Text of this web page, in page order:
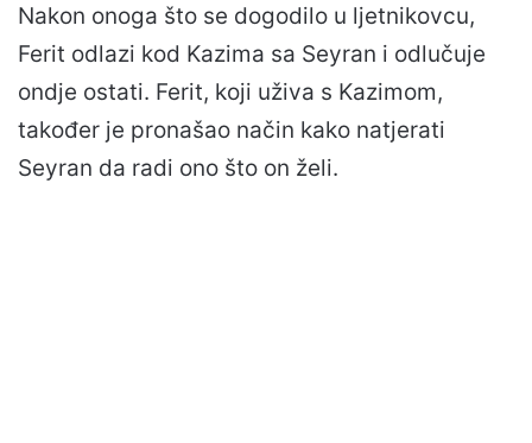
Nakon onoga što se dogodilo u ljetnikovcu,
Ferit odlazi kod Kazima sa Seyran i odlučuje
ondje ostati. Ferit, koji uživa s Kazimom,
također je pronašao način kako natjerati
Seyran da radi ono što on želi.